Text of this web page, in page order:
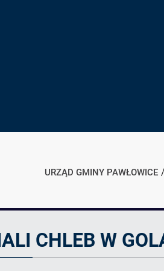
URZĄD GMINY PAWŁOWICE
CHLEB W